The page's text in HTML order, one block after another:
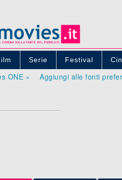
Serie Festival
ONE » Aggiungi alle fonti